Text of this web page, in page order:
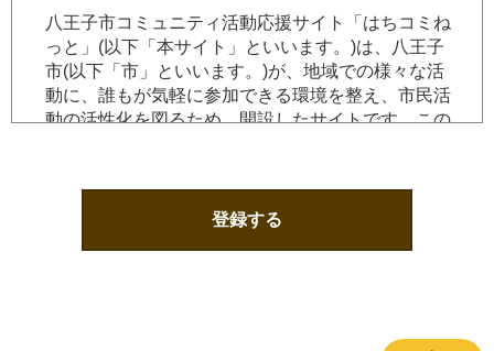
八王子市コミュニティ活動応援サイト「はちコミね
っと」(以下「本サイト」といいます。)は、八王子
市(以下「市」といいます。)が、地域での様々な活
動に、誰もが気軽に参加できる環境を整え、市民活
動の活性化を図るため、開設したサイトです。この
な事項を規定したものです。
第２条(会員登録)
を対象とします。個人での情報発信をご希望の方は
登録する